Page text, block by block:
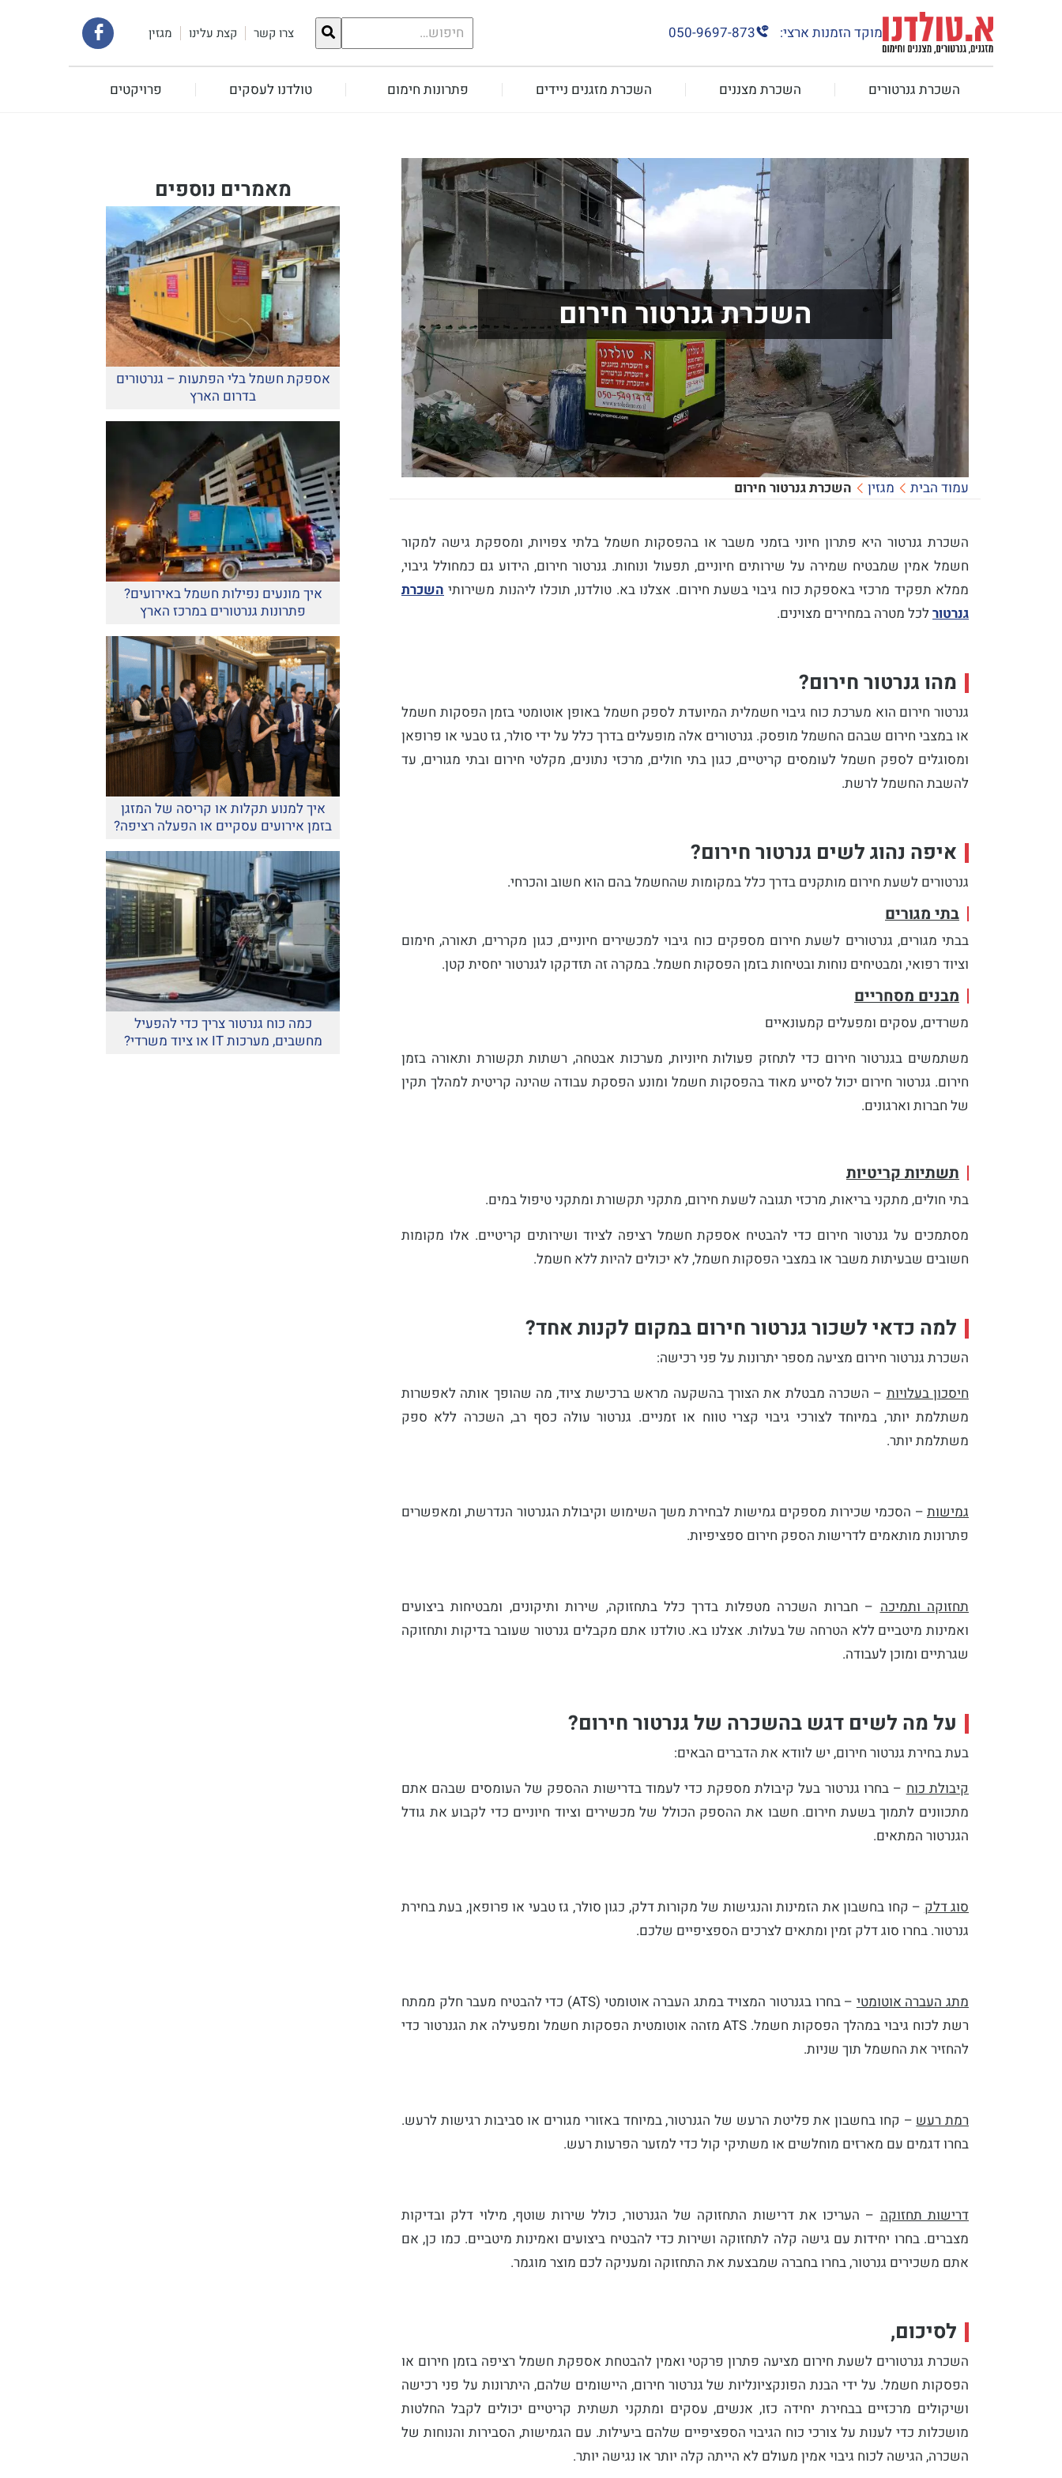
מוקד הזמנות ארצי: 050-9697-873
חיפוש
עבור:
צרו קשר קצת עלינו מגזין
קישור
לעמוד
השכרת גנרטורים השכרת מצננים השכרת מזגנים ניידים פתרונות חימום טולדנו לעסקים פרויקטים
השכרת גנרטור חירום
עמוד הבית מגזין השכרת גנרטור חירום
השכרת גנרטור היא פתרון חיוני בזמני משבר או בהפסקות חשמל בלתי צפויות, ומספקת גישה למקור
חשמל אמין שמבטיח שמירה על שירותים חיוניים, תפעול ונוחות. גנרטור חירום, הידוע גם כמחולל גיבוי,
ממלא תפקיד מרכזי באספקת כוח גיבוי בשעת חירום. אצלנו בא. טולדנו, תוכלו ליהנות משירותי השכרת
גנרטור לכל מטרה במחירים מצוינים.
מהו גנרטור חירום?
גנרטור חירום הוא מערכת כוח גיבוי חשמלית המיועדת לספק חשמל באופן אוטומטי בזמן הפסקות חשמל
או במצבי חירום שבהם החשמל מופסק. גנרטורים אלה מופעלים בדרך כלל על ידי סולר, גז טבעי או פרופאן
ומסוגלים לספק חשמל לעומסים קריטיים, כגון בתי חולים, מרכזי נתונים, מקלטי חירום ובתי מגורים, עד
להשבת החשמל לרשת.
איפה נהוג לשים גנרטור חירום?
גנרטורים לשעת חירום מותקנים בדרך כלל במקומות שהחשמל בהם הוא חשוב והכרחי.
בתי מגורים
בבתי מגורים, גנרטורים לשעת חירום מספקים כוח גיבוי למכשירים חיוניים, כגון מקררים, תאורה, חימום
וציוד רפואי, ומבטיחים נוחות ובטיחות בזמן הפסקות חשמל. במקרה זה תזדקקו לגנרטור יחסית קטן.
מבנים מסחריים
משרדים, עסקים ומפעלים קמעונאיים
משתמשים בגנרטור חירום כדי לתחזק פעולות חיוניות, מערכות אבטחה, רשתות תקשורת ותאורה בזמן
חירום. גנרטור חירום יכול לסייע מאוד בהפסקות חשמל ומונע הפסקת עבודה שהינה קריטית למהלך תקין
של חברות וארגונים.
תשתיות קריטיות
בתי חולים, מתקני בריאות, מרכזי תגובה לשעת חירום, מתקני תקשורת ומתקני טיפול במים.
מסתמכים על גנרטור חירום כדי להבטיח אספקת חשמל רציפה לציוד ושירותים קריטיים. אלו מקומות
חשובים שבעיתות משבר או במצבי הפסקות חשמל, לא יכולים להיות ללא חשמל.
למה כדאי לשכור גנרטור חירום במקום לקנות אחד?
השכרת גנרטור חירום מציעה מספר יתרונות על פני רכישה:
חיסכון בעלויות – השכרה מבטלת את הצורך בהשקעה מראש ברכישת ציוד, מה שהופך אותה לאפשרות
משתלמת יותר, במיוחד לצורכי גיבוי קצרי טווח או זמניים. גנרטור עולה כסף רב, השכרה ללא ספק
משתלמת יותר.
גמישות – הסכמי שכירות מספקים גמישות לבחירת משך השימוש וקיבולת הגנרטור הנדרשת, ומאפשרים
פתרונות מותאמים לדרישות הספק חירום ספציפיות.
תחזוקה ותמיכה – חברות השכרה מטפלות בדרך כלל בתחזוקה, שירות ותיקונים, ומבטיחות ביצועים
ואמינות מיטביים ללא הטרחה של בעלות. אצלנו בא. טולדנו אתם מקבלים גנרטור שעובר בדיקות ותחזוקה
שגרתיים ומוכן לעבודה.
על מה לשים דגש בהשכרה של גנרטור חירום?
בעת בחירת גנרטור חירום, יש לוודא את הדברים הבאים:
קיבולת כוח – בחרו גנרטור בעל קיבולת מספקת כדי לעמוד בדרישות ההספק של העומסים שבהם אתם
מתכוונים לתמוך בשעת חירום. חשבו את ההספק הכולל של מכשירים וציוד חיוניים כדי לקבוע את גודל
הגנרטור המתאים.
סוג דלק – קחו בחשבון את הזמינות והנגישות של מקורות דלק, כגון סולר, גז טבעי או פרופאן, בעת בחירת
גנרטור. בחרו סוג דלק זמין ומתאים לצרכים הספציפיים שלכם.
מתג העברה אוטומטי
– בחרו בגנרטור המצויד במתג העברה אוטומטי (ATS) כדי להבטיח מעבר חלק ממתח
רשת לכוח גיבוי במהלך הפסקות חשמל. ATS מזהה אוטומטית הפסקות חשמל ומפעילה את הגנרטור כדי
להחזיר את החשמל תוך שניות.
רמת רעש – קחו בחשבון את פליטת הרעש של הגנרטור, במיוחד באזורי מגורים או סביבות רגישות לרעש.
בחרו דגמים עם מארזים מוחלשים או משתיקי קול כדי למזער הפרעות רעש.
דרישות תחזוקה – העריכו את דרישות התחזוקה של הגנרטור, כולל שירות שוטף, מילוי דלק ובדיקות
מצברים. בחרו יחידות עם גישה קלה לתחזוקה ושירות כדי להבטיח ביצועים ואמינות מיטביים. כמו כן, אם
אתם משכירים גנרטור, בחרו בחברה שמבצעת את התחזוקה ומעניקה לכם מוצר מוגמר.
לסיכום,
השכרת גנרטורים לשעת חירום מציעה פתרון פרקטי ואמין להבטחת אספקת חשמל רציפה בזמן חירום או
הפסקות חשמל. על ידי הבנת הפונקציונליות של גנרטור חירום, היישומים שלהם, היתרונות על פני רכישה
ושיקולים מרכזיים בבחירת יחידה כזו, אנשים, עסקים ומתקני תשתית קריטיים יכולים לקבל החלטות
מושכלות כדי לענות על צורכי כוח הגיבוי הספציפיים שלהם ביעילות. עם הגמישות, הסבירות והנוחות של
השכרה, הגישה לכוח גיבוי אמין מעולם לא הייתה קלה יותר או נגישה יותר.
מאמרים נוספים
אספקת חשמל בלי הפתעות – גנרטורים
בדרום הארץ
איך מונעים נפילות חשמל באירועים?
פתרונות גנרטורים במרכז הארץ
איך למנוע תקלות או קריסה של המזגן
בזמן אירועים עסקיים או הפעלה רציפה?
כמה כוח גנרטור צריך כדי להפעיל
מחשבים, מערכות IT או ציוד משרדי?